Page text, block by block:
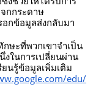
กกระดาษ
กข้อมูลส่งกลับมา
ษะที่พวกเขาจำเป็น
ในการเปลี่ยนผ่าน
นรู้ข้อมูลเพิ่มเติม
edu/